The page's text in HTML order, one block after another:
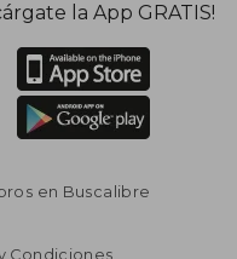
la App GRATIS!
en Buscalibre
Condiciones